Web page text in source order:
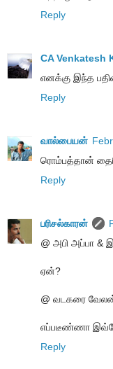
Reply
CA Venkatesh
எனக்கு இந்த
Reply
வால்பையன்
ரொம்பத்தான்
Reply
பரிசல்காரன்
@ அபி அப்பா
ஏன்?
@ வடகரை
எப்படீண்ணா
Reply